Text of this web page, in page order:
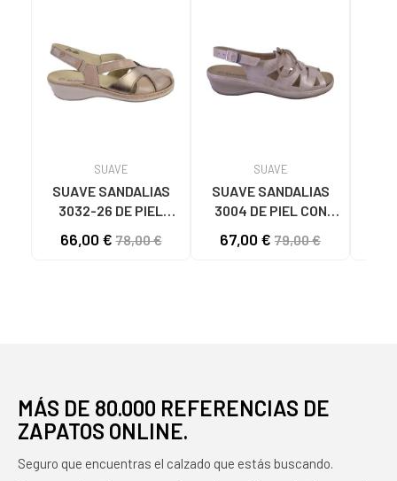
SUAVE
SUAVE SANDALIAS
3032-26 DE PIEL
66,00 €78,00 €
SUAVE
SUAVE SANDALIAS
3004 DE PIEL CON
CORDONES BEIGE
67,00 € 79,00 €
MÁS DE 80.000 REFERENCIAS DE
ZAPATOS ONLINE.
Seguro que encuentras el calzado que estás buscando.